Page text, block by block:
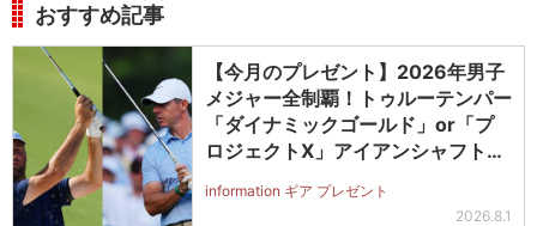
おすすめ記事
【今月のプレゼント】2026年男子
メジャー全制覇！トゥルーテンパー
「ダイナミックゴールド」or「プ
ロジェクトX」アイアンシャフト
ットを抽選で2名に！
information ギア プレゼント
2026.8.1